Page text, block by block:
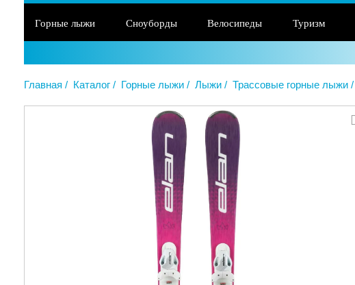
Горные лыжи Сноуборды Велосипеды Туризм
Главная Каталог Горные лыжи Лыжи Трассовые горные лыжи